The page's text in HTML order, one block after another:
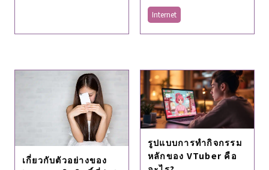
Internet
เกี่ยวกับตัวอย่างของ
รูปแบบการทํากิจกรรม
หลักของ VTuber คือ